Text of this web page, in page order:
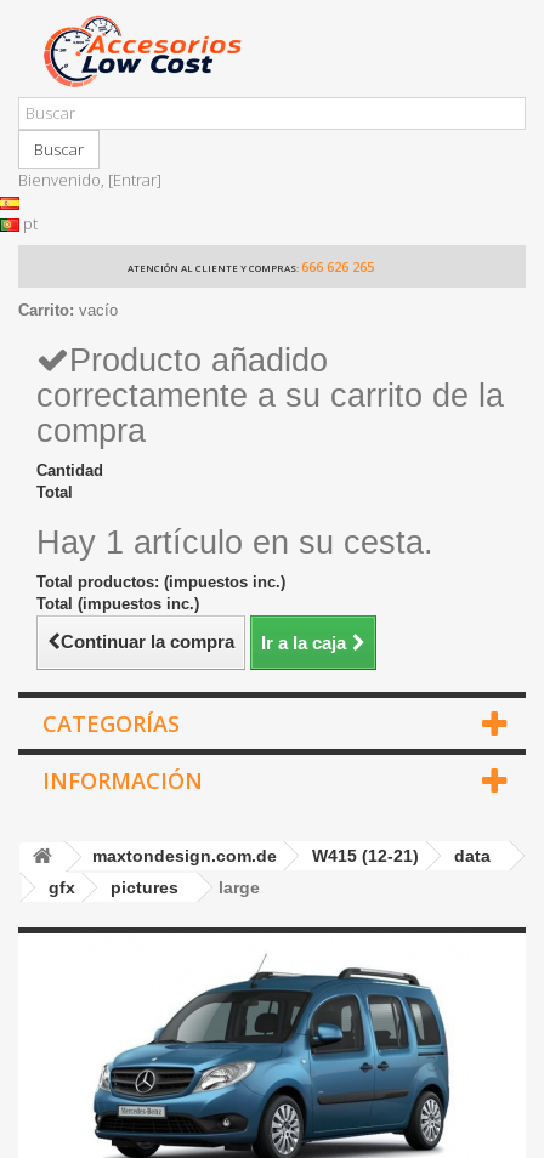
Buscar
Bienvenido, [Entrar]
pt
ATENCIÓN AL CLIENTE Y COMPRAS: 666 626 265
Carrito: vacío
Producto añadido
correctamente a su carrito de la
compra
Cantidad
Total
Hay 1 artículo en su cesta.
Total productos: (impuestos inc.)
Total (impuestos inc.)
Continuar la compra Ir a la caja
CATEGORÍAS
INFORMACIÓN
maxtondesign.com.de W415 (12-21)
data
gfx
pictures large